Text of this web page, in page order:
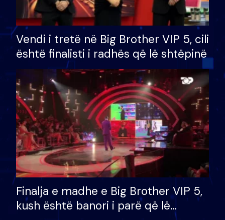
Vendi i tretë në Big Brother VIP 5, cili
është finalisti i radhës që lë shtëpinë
Finalja e madhe e Big Brother VIP 5,
kush është banori i parë që lë